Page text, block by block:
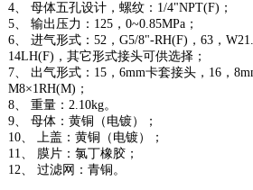
4、 母体五孔设计，螺纹：1/4"NPT(F)；
5、 输出压力：125，0~0.85MPa；
6、 进气形式：52，G5/8"-RH(F)，63，
14LH(F)，其它形式接头可供选择；
7、 出气形式：15，6mm卡套接头，16，
M8×1RH(M)；
8、 重量：2.10kg。
9、 母体：黄铜（电镀）；
10、 上盖：黄铜（电镀）；
11、 膜片：氯丁橡胶；
12、 过滤网：青铜。